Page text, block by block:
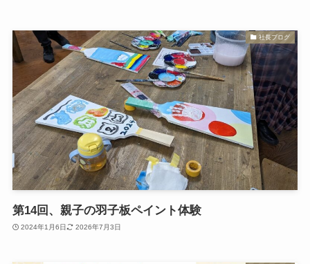
社長ブログ
第14回、親子の羽子板ペイント体験
2024年1月6日 2026年7月3日